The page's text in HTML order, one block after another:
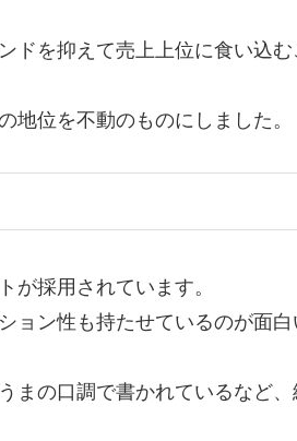
ドを抑えて売上上位に食い込む
地位を不動のものにしました。
が採用されています。
ョン性も持たせているのが面白
まの口調で書かれているなど、